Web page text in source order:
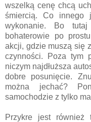
wszelką cenę chcą
śmiercią. Co innego
wykonanie. Bo
bohaterowie po
akcji, gdzie muszą się
czynności. Poza tym
niczym najdłuższa
dobre posunięcie.
można jechać?
samochodzie z tylko
Przykre jest również